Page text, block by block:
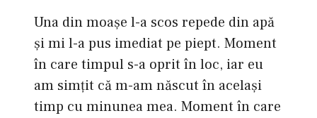
Una din moaşe l-a scos repede din apă
şi mi l-a pus imediat pe piept. Moment
în care timpul s-a oprit în loc, iar eu
am simţit că m-am născut în acelaşi
timp cu minunea mea. Moment în care